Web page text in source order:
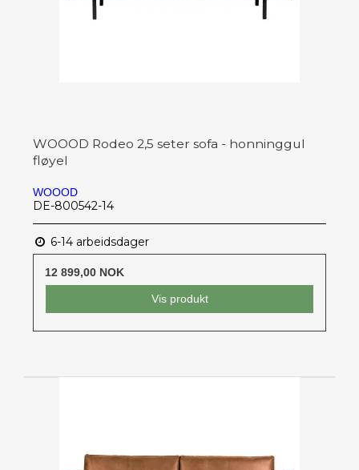
WOOOD Rodeo 2,5 seter sofa - honninggul
fløyel
WOOOD
DE-800542-14
6-14 arbeidsdager
12 899,00 NOK
Vis produkt